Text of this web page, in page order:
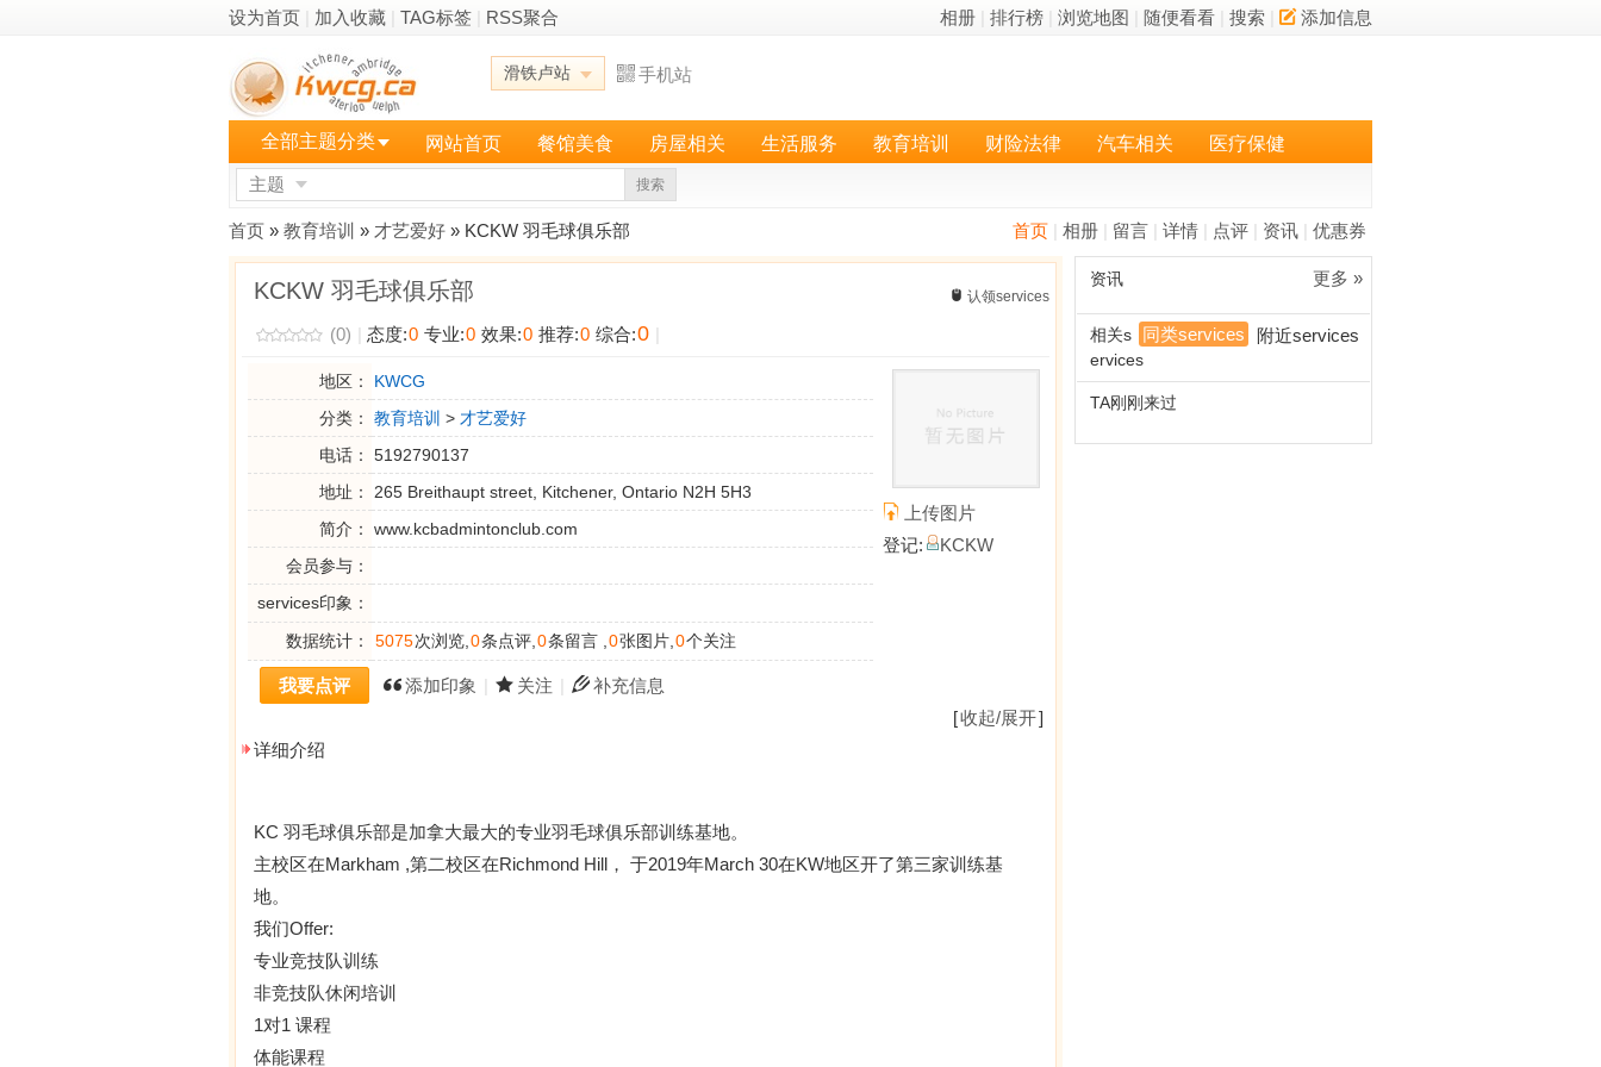
设为首页 加入收藏 TAG标签 RSS聚合 相册 排行榜 浏览地图 随便看看 搜索 添加信息
滑铁卢站 手机站
全部主题分类 网站首页 餐馆美食 房屋相关 生活服务 教育培训 财险法律 汽车相关 医疗保健
主题 搜索
首页 相册 留言 详情 点评 资讯 优惠券
首页 » 教育培训 » 才艺爱好 » KCKW 羽毛球俱乐部
KCKW 羽毛球俱乐部 认领services
(0) 态度:0 专业:0 效果:0 推荐:0 综合:0
地区：
KWCG
分类：
教育培训 > 才艺爱好
电话：
5192790137
地址：
265 Breithaupt street, Kitchener, Ontario N2H 5H3
简介：
www.kcbadmintonclub.com
会员参与：
services印象：
数据统计：
5075次浏览, 0条点评, 0条留言 , 0张图片, 0个关注
我要点评 添加印象 关注 补充信息
上传图片
登记:
KCKW
[收起/展开]
详细介绍
KC 羽毛球俱乐部是加拿大最大的专业羽毛球俱乐部训练基地。
主校区在Markham ,第二校区在Richmond Hill， 于2019年March 30在KW地区开了第三家训练基
地。
我们Offer:
专业竞技队训练
非竞技队休闲培训
1对1 课程
体能课程
更多 »
资讯
同类services 附近services
相关s
ervices
TA刚刚来过